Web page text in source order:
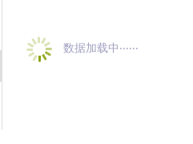
数据加载中‧‧‧‧‧‧